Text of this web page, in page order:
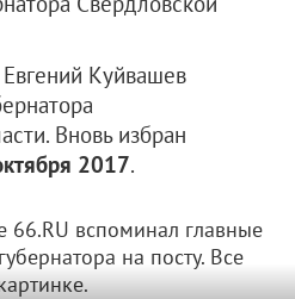
Евгений Куйвашев
Вновь избран
2017.
вспоминал главные
на посту. Все